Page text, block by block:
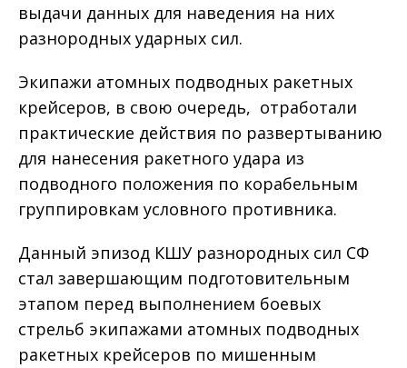
выдачи данных для наведения на них
разнородных ударных сил.
Экипажи атомных подводных ракетных
крейсеров, в свою очередь, отработали
практические действия по развертыванию
для нанесения ракетного удара из
подводного положения по корабельным
группировкам условного противника.
Данный эпизод КШУ разнородных сил СФ
стал завершающим подготовительным
этапом перед выполнением боевых
стрельб экипажами атомных подводных
ракетных крейсеров по мишенным